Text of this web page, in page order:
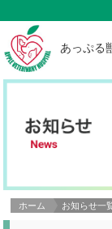
あっぷる
ホーム お知らせ一